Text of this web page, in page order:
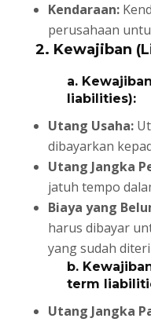
Kendaraan:
perusahaan
2. Kewajiban
a.
liabilities):
Utang Usaha:
dibayarkan
Utang Jangka
jatuh tempo
Biaya yang
harus dibayar
yang sudah
b.
term
Utang Jangka